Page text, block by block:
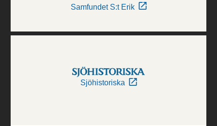
Samfundet S:t Erik
Sjöhistoriska